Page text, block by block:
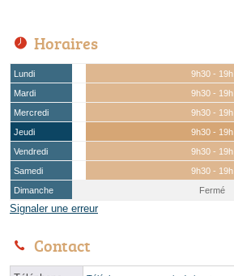
Horaires
Lundi
9h30 - 19h
Mardi
9h30 - 19h
Mercredi
9h30 - 19h
Jeudi
9h30 - 19h
Vendredi
9h30 - 19h
Samedi
9h30 - 19h
Dimanche
Fermé
Signaler une erreur
Contact